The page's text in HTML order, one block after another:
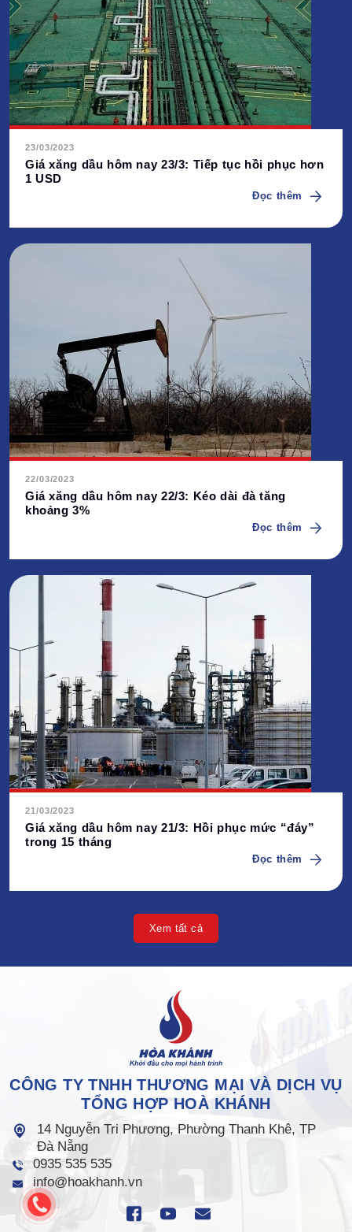
23/03/2023
Giá xăng dầu hôm nay 23/3: Tiếp tục hồi phục hơn
1 USD
Đọc thêm
22/03/2023
Giá xăng dầu hôm nay 22/3: Kéo dài đà tăng
khoảng 3%
Đọc thêm
21/03/2023
Giá xăng dầu hôm nay 21/3: Hồi phục mức “đáy”
trong 15 tháng
Đọc thêm
Xem tất cả
CÔNG TY TNHH THƯƠNG MẠI VÀ DỊCH VỤ
TỔNG HỢP HOÀ KHÁNH
14 Nguyễn Tri Phương, Phường Thanh Khê, TP
Đà Nẵng
0935 535 535
info@hoakhanh.vn